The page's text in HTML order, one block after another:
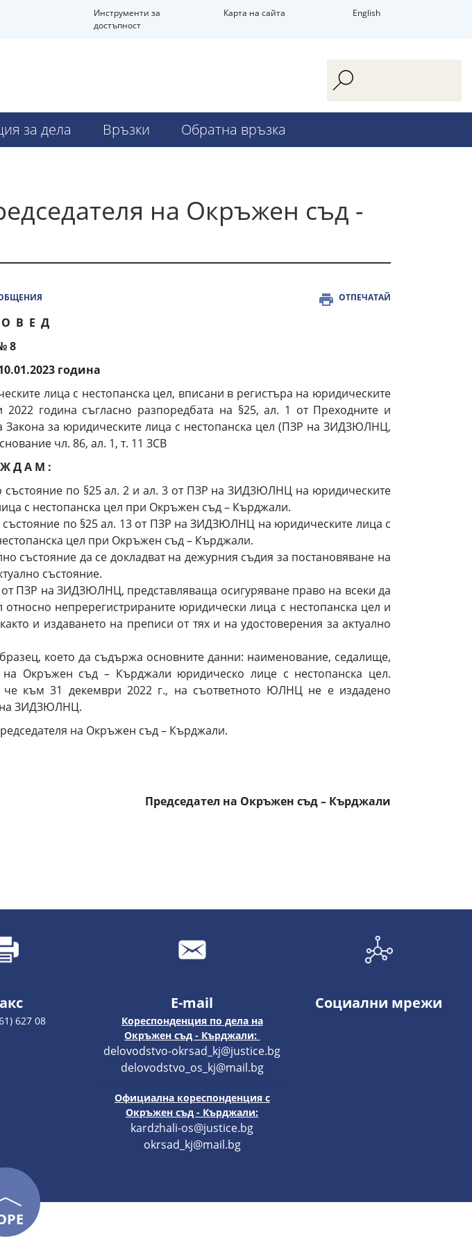
Инструменти за
достъпност
Карта на сайта English
за дела Връзки Обратна връзка
на Окръжен съд -
ОТПЕЧАТАЙ
В Е Д
8
година
лица с нестопанска цел, вписани в регистъра на юридическите
година съгласно разпоредбата на §25, ал. 1 от Преходните и
за юридическите лица с нестопанска цел (ПЗР на ЗИДЗЮЛНЦ,
чл. 86, ал. 1, т. 11 ЗСВ
Ж Д А М :
състояние по §25 ал. 2 и ал. 3 от ПЗР на ЗИДЗЮЛНЦ на юридическите
с нестопанска цел при Окръжен съд – Кърджали.
състояние по §25 ал. 13 от ПЗР на ЗИДЗЮЛНЦ на юридическите лица с
цел при Окръжен съд – Кърджали.
състояние да се докладват на дежурния съдия за постановяване на
състояние.
ПЗР на ЗИДЗЮЛНЦ, представляваща осигуряване право на всеки да
непререгистрираните юридически лица с нестопанска цел и
и издаването на преписи от тях и на удостоверения за актуално
което да съдържа основните данни: наименование, седалище,
Окръжен съд – Кърджали юридическо лице с нестопанска цел.
че към 31 декември 2022 г., на съответното ЮЛНЦ не е издадено
на ЗИДЗЮЛНЦ.
на Окръжен съд – Кърджали.
Председател на Окръжен съд – Кърджали
627 08
E-mail
Кореспонденция по дела на
Окръжен съд - Кърджали:
delovodstvo-okrsad_kj@justice.bg
delovodstvo_os_kj@mail.bg
Официална кореспонденция с
Окръжен съд - Кърджали:
kardzhali-os@justice.bg
okrsad_kj@mail.bg
Социални мрежи